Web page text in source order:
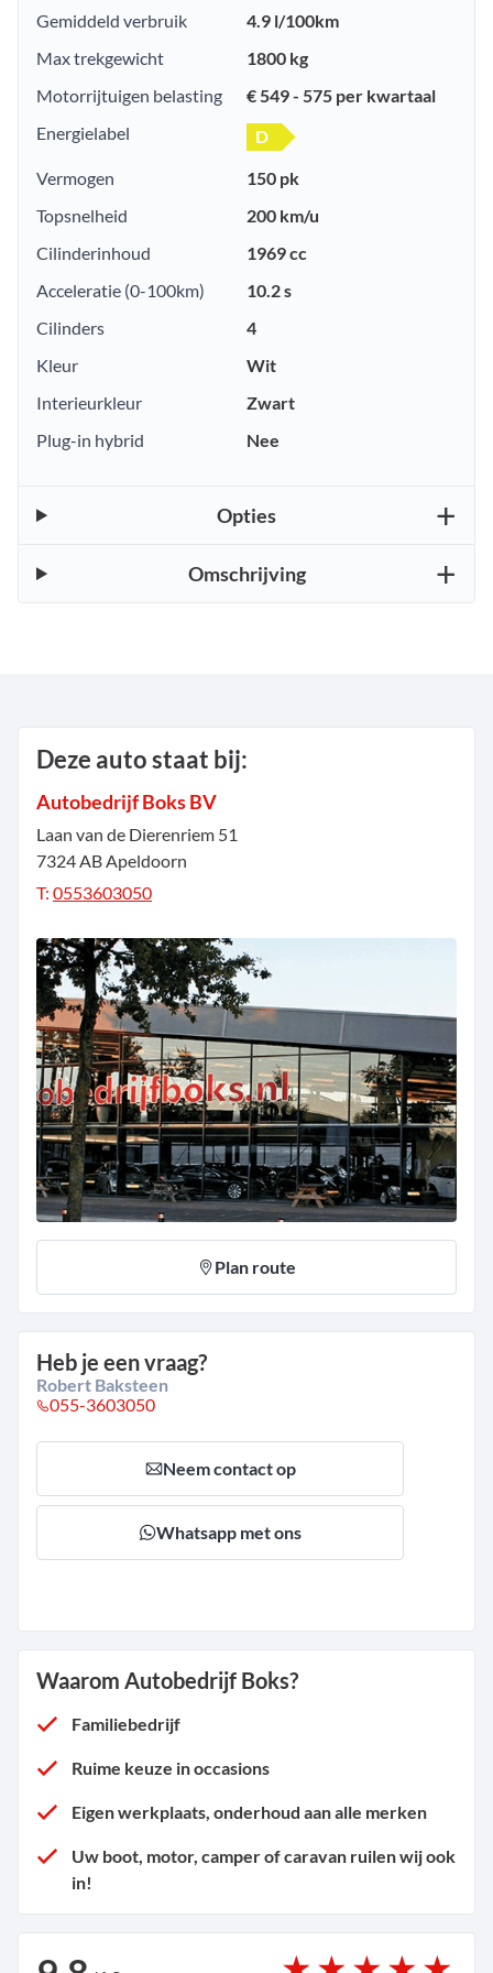
Gemiddeld verbruik
4.9 l/100km
Max trekgewicht
1800 kg
Motorrijtuigen belasting
€ 549 - 575 per kwartaal
Energielabel
D
Vermogen
150 pk
Topsnelheid
200 km/u
Cilinderinhoud
1969 cc
Acceleratie (0-100km)
10.2 s
Cilinders
4
Kleur
Wit
Interieurkleur
Zwart
Plug-in hybrid
Nee
Opties
Omschrijving
Deze auto staat bij:
Autobedrijf Boks BV
Laan van de Dierenriem 51
7324 ABApeldoorn
T: 0553603050
Plan route
Heb je een vraag?
Robert Baksteen
055-3603050
Neem contact op
Whatsapp met ons
Waarom Autobedrijf Boks?
Familiebedrijf
Ruime keuze in occasions
Eigen werkplaats, onderhoud aan alle merken
Uw boot, motor, camper of caravan ruilen wij ook
in!